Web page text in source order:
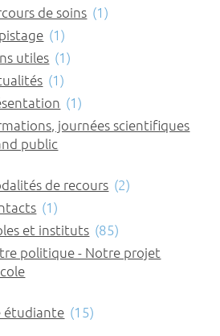
de soins (1)
(1)
utiles (1)
(1)
(1)
journées scientifiques
public
de recours (2)
(1)
et instituts (85)
politique - Notre projet
étudiante (15)